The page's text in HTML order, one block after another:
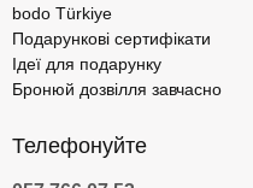
bodo Türkiye
Подарункові сертифікати
Ідеї для подарунку
Бронюй дозвілля завчасно
Телефонуйте